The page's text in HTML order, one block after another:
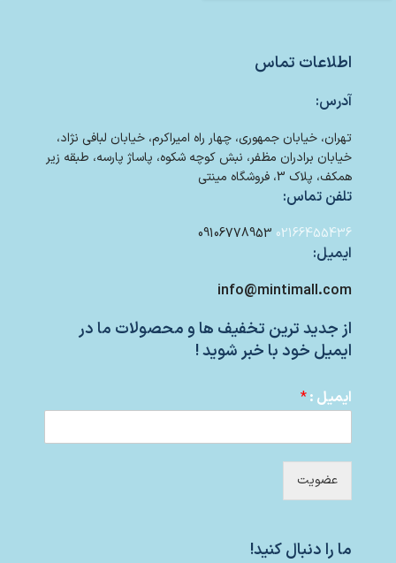
اطلاعات تماس
آدرس:
تهران، خیابان جمهوری، چهار راه امیراکرم، خیابان لبافی نژاد،
خیابان برادران مظفر، نبش کوچه شکوه، پاساژ پارسه، طبقه زیر
همکف، پلاک 3، فروشگاه مینتی
تلفن تماس:
02166455436
09106778953
ایمیل:
info@mintimall.com
از جدید ترین تخفیف ها و محصولات ما در
ایمیل خود با خبر شوید !
ایمیل :*
عضویت
ما را دنبال کنید!